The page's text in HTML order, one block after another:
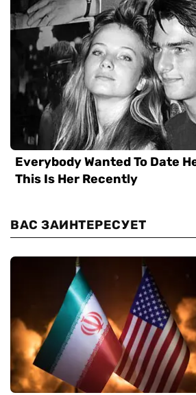
ВАС ЗАИНТЕРЕСУЕТ